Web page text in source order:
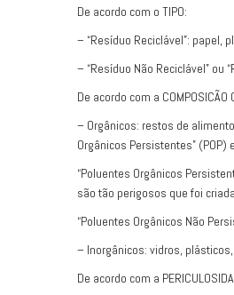
De acordo com o TIPO:
– “Resíduo Reciclável”: papel,
– “Resíduo Não Reciclável”
De acordo com a COMPOSICÃO
– Orgânicos: restos de
Orgânicos Persistentes” (POP)
“Poluentes Orgânicos
são tão perigosos que foi
“Poluentes Orgânicos Não
– Inorgânicos: vidros,
De acordo com a